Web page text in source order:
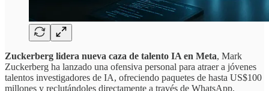
Zuckerberg lidera nueva caza de talento IA en Meta, Mark
Zuckerberg ha lanzado una ofensiva personal para atraer a jóvenes
talentos investigadores de IA, ofreciendo paquetes de hasta US$100
millones y reclutándoles directamente a través de WhatsApp,